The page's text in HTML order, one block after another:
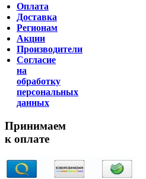
Оплата
Доставка
Регионам
Акции
Производители
Согласие
на
обработку
персональных
данных
Принимаем
к оплате